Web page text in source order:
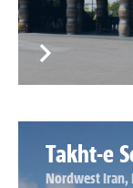
Takht-e
Nordwest Iran,